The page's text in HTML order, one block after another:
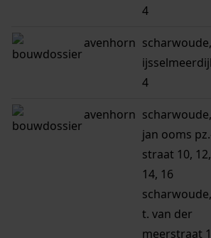
4
avenhorn scharwoude,
4
avenhorn scharwoude,
jan ooms
straat 10, 12,
14, 16
scharwoude,
t. van der
meerstraat